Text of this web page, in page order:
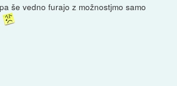
še vedno furajo z možnostjmo samo